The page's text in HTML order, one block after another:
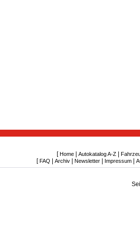
[ Home| Autokatalog A-Z|
[ FAQ Archiv Newsletter Impressum